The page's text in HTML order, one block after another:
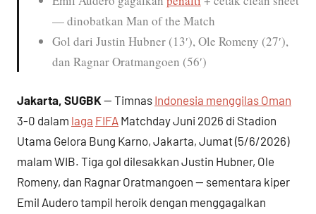
— dinobatkan Man of the Match
Gol dari Justin Hubner (13′), Ole Romeny (27′),
dan Ragnar Oratmangoen (56′)
Jakarta, SUGBK — Timnas Indonesia menggilas Oman
3-0 dalam laga FIFA Matchday Juni 2026 di Stadion
Utama Gelora Bung Karno, Jakarta, Jumat (5/6/2026)
malam WIB. Tiga gol dilesakkan Justin Hubner, Ole
Romeny, dan Ragnar Oratmangoen — sementara kiper
Emil Audero tampil heroik dengan menggagalkan